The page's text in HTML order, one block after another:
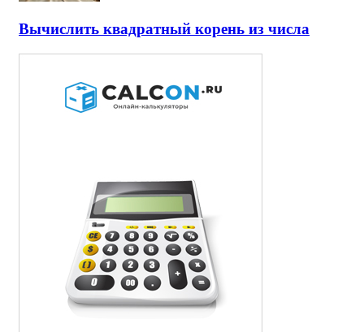
Вычислить квадратный корень из числа